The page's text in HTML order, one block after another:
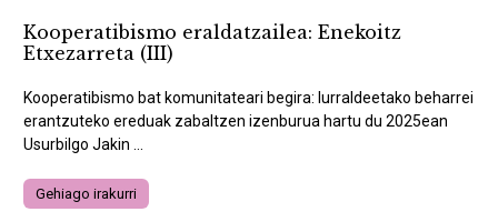
Kooperatibismo eraldatzailea: Enekoitz
Etxezarreta (III)
Kooperatibismo bat komunitateari begira: lurraldeetako beharrei
erantzuteko ereduak zabaltzen izenburua hartu du 2025ean
Usurbilgo Jakin ...
Gehiago irakurri